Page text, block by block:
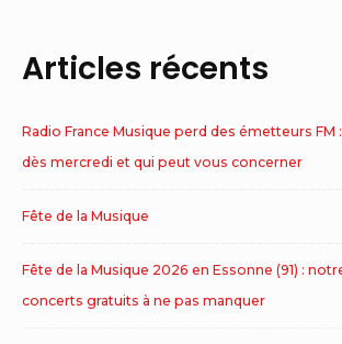
Articles récents
Radio France Musique perd des émetteurs FM
dès mercredi et qui peut vous concerner
Fête de la Musique
Fête de la Musique 2026 en Essonne (91) :
concerts gratuits à ne pas manquer